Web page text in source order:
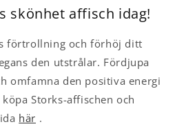
skönhet affisch idag!
förtrollning och förhöj ditt
den utstrålar. Fördjupa
omfamna den positiva energi
Storks-affischen och
här .